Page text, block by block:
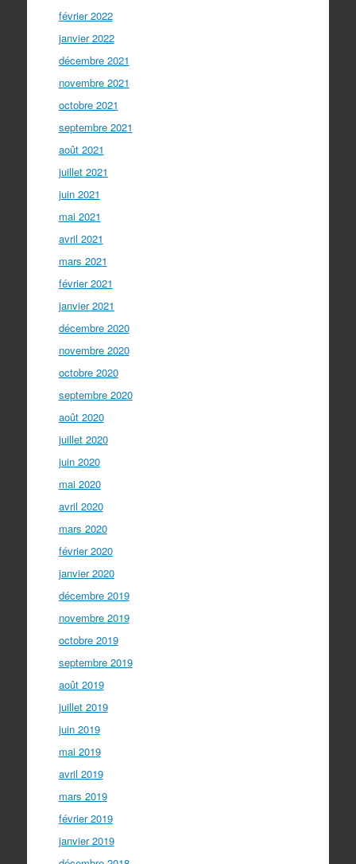
février 2022
janvier 2022
décembre 2021
novembre 2021
octobre 2021
septembre 2021
août 2021
juillet 2021
juin 2021
mai 2021
avril 2021
mars 2021
février 2021
janvier 2021
décembre 2020
novembre 2020
octobre 2020
septembre 2020
août 2020
juillet 2020
juin 2020
mai 2020
avril 2020
mars 2020
février 2020
janvier 2020
décembre 2019
novembre 2019
octobre 2019
septembre 2019
août 2019
juillet 2019
juin 2019
mai 2019
avril 2019
mars 2019
février 2019
janvier 2019